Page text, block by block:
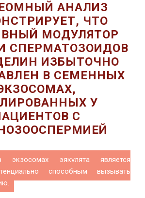
АНАЛИЗ
ЧТО
МОДУЛЯТОР
СПЕРМАТОЗОИДОВ
ИЗБЫТОЧНО
В СЕМЕННЫХ
У
С
экзосомах эякулята является
способным вызывать